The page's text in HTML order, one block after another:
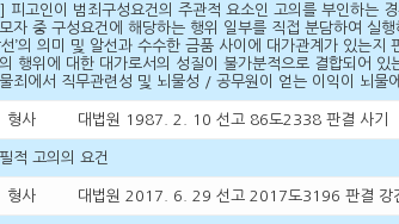
피고인이 범죄구성요건의 주관적 요소인 고의를 부인하는
자 중 구성요건에 해당하는 행위 일부를 직접 분담하여 실
선’의 의미 및 알선과 수수한 금품 사이에 대가관계가 있는
행위에 대한 대가로서의 성질이 불가분적으로 결합되어
죄에서 직무관련성 및 뇌물성 / 공무원이 얻는 이익이 뇌물
형사 대법원 1987. 2. 10 선고 86도2338 판결 사기
적 고의의 요건
형사 대법원 2017. 6. 29 선고 2017도3196 판결 강